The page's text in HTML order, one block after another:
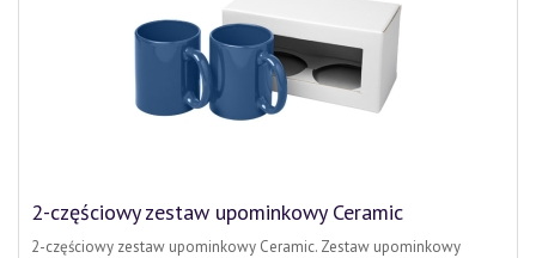
2-częściowy zestaw upominkowy Ceramic
2-częściowy zestaw upominkowy Ceramic. Zestaw upominkowy